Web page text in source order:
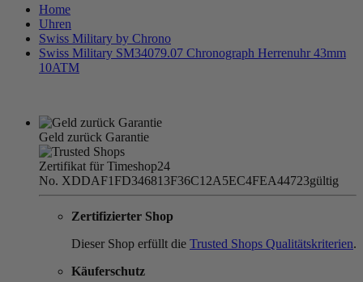
Home
Uhren
Swiss Military by Chrono
Swiss Military SM34079.07 Chronograph Herrenuhr 43mm
10ATM
Geld zurück Garantie
Zertifikat für Timeshop24
No. XDDAF1FD346813F36C12A5EC4FEA44723gültig
Zertifizierter Shop
Dieser Shop erfüllt die Trusted Shops Qualitätskriterien.
Käuferschutz